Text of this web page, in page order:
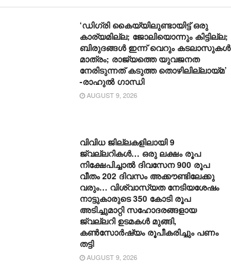
‘ഡി​ഗ്രി കൈയ്യിലുണ്ടായിട്ട് ഒരു
കാര്യമില്ല; ജോലിയൊന്നും കിട്ടില്ല;
ബിരുദങ്ങൾ ഇന്ന് വെറും കടലാസുകൾ
മാത്രം; രാജ്യത്തെ യുവജനത
നേരിടുന്നത് കടുത്ത തൊഴിലില്ലായ്മ’
-രാഹുൽ ഗാന്ധി
AUGUST 9, 2026
വിവിധ ജില്ലകളിലായി 9
ജ്വല്ലറികൾ… ഒരു ലക്ഷം രൂപ
നിക്ഷേപിച്ചാൽ ദിവസേന 900 രൂപ
വീതം 202 ദിവസം അക്കൗണ്ടിലേക്കു
വരും… വിശ്വാസ്യത നേടിയശേഷം
നാട്ടുകാരുടെ 350 കോടി രൂപ
അടിച്ചുമാറ്റി സഹോദരങ്ങളായ
ജ്വല്ലറി ഉടമകൾ മുങ്ങി,
കൺസോർഷ്യം രൂപീകരിച്ചും പണം
തട്ടി
AUGUST 9, 2026